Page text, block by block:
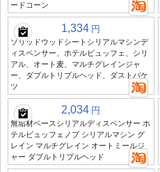
ードコーン
1,334 円
ソリッドウッドシートシリアルマシンデ
ィスペンサー、ホテルビュッフェ、シリ
アル、オート麦、マルチグレインジャ
ー、ダブルトリプルヘッド、ダストバケ
ツ
2,034 円
無垢材ベースシリアルディスペンサー ホ
テルビュッフェノブ シリアルマシン グ
レイン マルチグレイン オートミールジ
ャー ダブルトリプルヘッド